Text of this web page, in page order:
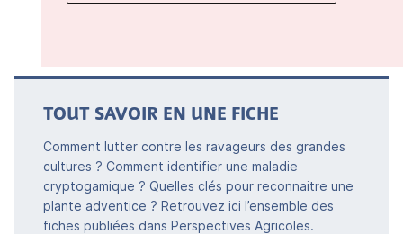
TOUT SAVOIR EN UNE FICHE
Comment lutter contre les ravageurs des grandes
cultures ? Comment identifier une maladie
cryptogamique ? Quelles clés pour reconnaitre une
plante adventice ? Retrouvez ici l’ensemble des
fiches publiées dans Perspectives Agricoles.